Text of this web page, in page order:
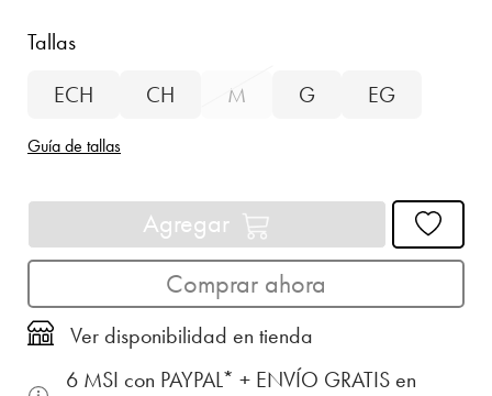
Tallas
ECH
CH M G EG
Guía de tallas
Agregar
Comprar ahora
Ver disponibilidad en tienda
6 MSI con PAYPAL* + ENVÍO GRATIS en